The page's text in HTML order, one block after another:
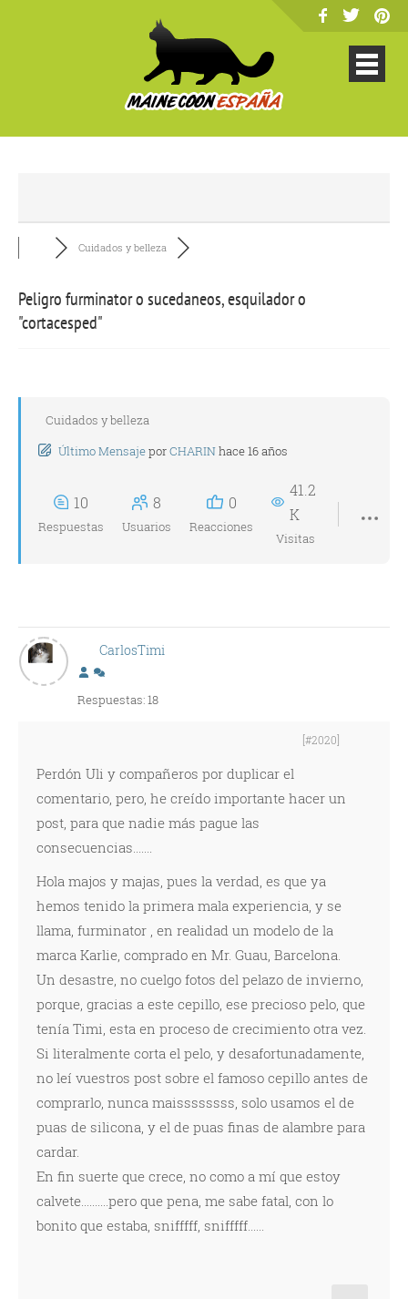
Cuidados y belleza
Peligro furminator o sucedaneos, esquilador o
"cortacesped"
Cuidados y belleza
Último MensajeporCHARINhace 16 años
10
Respuestas
8
Usuarios
0
Reacciones
41.2
K
Visitas
CarlosTimi
Respuestas: 18
[#2020]
Perdón Uli y compañeros por duplicar el
comentario, pero, he creído importante hacer un
post, para que nadie más pague las
consecuencias.......
Hola majos y majas, pues la verdad, es que ya
hemos tenido la primera mala experiencia, y se
llama, furminator , en realidad un modelo de la
marca Karlie, comprado en Mr. Guau, Barcelona.
Un desastre, no cuelgo fotos del pelazo de invierno,
porque, gracias a este cepillo, ese precioso pelo, que
tenía Timi, esta en proceso de crecimiento otra vez.
Si literalmente corta el pelo, y desafortunadamente,
no leí vuestros post sobre el famoso cepillo antes de
comprarlo, nunca maissssssss, solo usamos el de
puas de silicona, y el de puas finas de alambre para
cardar.
En fin suerte que crece, no como a mí que estoy
calvete..........pero que pena, me sabe fatal, con lo
bonito que estaba, snifffff, snifffff......